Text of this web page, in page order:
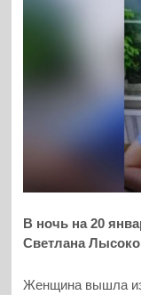
В ночь на 20
Светлана
Женщина вышла